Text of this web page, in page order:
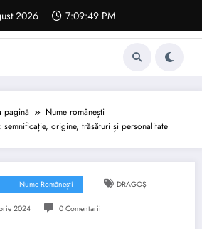
2026 7:09:50 PM
pagină
Nume românești
semnificație, origine, trăsături și personalitate
Nume Românești DRAGOŞ
2024 0 Comentarii